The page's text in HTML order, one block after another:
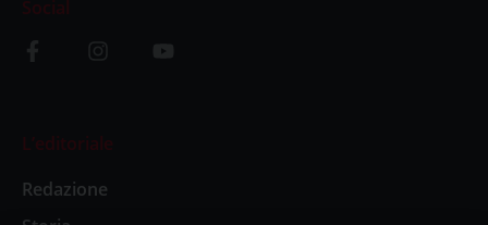
Social
L’editoriale
Redazione